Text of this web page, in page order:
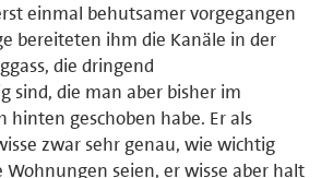
einmal behutsamer vorgegangen
bereiteten ihm die Kanäle in der
die dringend
sind, die man aber bisher im
hinten geschoben habe. Er als
zwar sehr genau, wie wichtig
seien, er wisse aber halt